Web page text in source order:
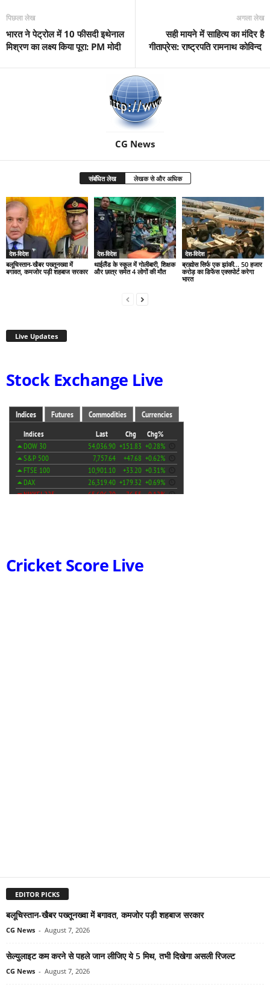
पिछला लेख
भारत ने पेट्रोल में 10 फीसदी इथेनाल
मिश्रण का लक्ष्य किया पूरा: PM मोदी
अगला लेख
सही मायने में साहित्य का मंदिर है
गीताप्रेस: राष्ट्रपति रामनाथ कोविन्द
CG News
संबंधित लेख लेखक से और अधिक
देश-विदेश
बलूचिस्तान-खैबर पख्तूनख्वा में
बगावत, कमजोर पड़ी शहबाज सरकार
देश-विदेश
थाईलैंड के स्कूल में गोलीबारी, शिक्षक
और छात्र समेत 4 लोगों की मौत
देश-विदेश
ब्रह्मोस सिर्फ एक झांकी… 50 हजार
करोड़ का डिफेंस एक्सपोर्ट करेगा
भारत
Live Updates
Stock Exchange Live
Cricket Score Live
EDITOR PICKS
बलूचिस्तान-खैबर पख्तूनख्वा में बगावत, कमजोर पड़ी शहबाज सरकार
CG News - August 7, 2026
सेल्युलाइट कम करने से पहले जान लीजिए ये 5 मिथ, तभी दिखेगा असली रिजल्ट
CG News - August 7, 2026